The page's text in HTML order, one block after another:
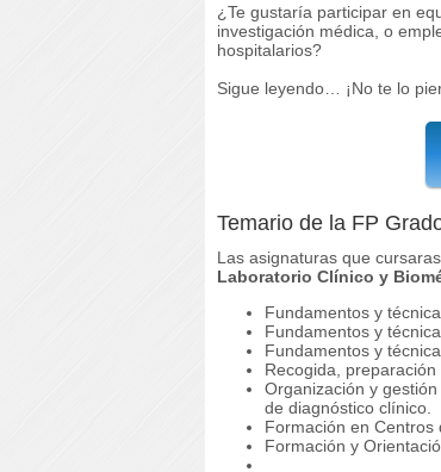
¿Te gustaría participar en
investigación médica, o
hospitalarios?
Sigue leyendo… ¡No te lo
Temario de la FP
Las asignaturas que
Laboratorio Clínico y
Fundamentos y
Fundamentos y
Fundamentos y
Recogida,
Organización y
de diagnóstico clínico.
Formación en Centros
Formación y